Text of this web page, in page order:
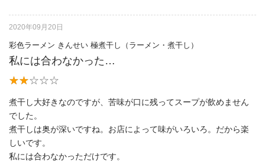
2020年09月20日
彩色ラーメン きんせい 極煮干し（ラーメン・煮干し）
私には合わなかった…
煮干し大好きなのですが、苦味が口に残ってスープが飲めません
でした。
煮干しは奥が深いですね。お店によって味がいろいろ。だから楽
しいです。
私には合わなかっただけです。